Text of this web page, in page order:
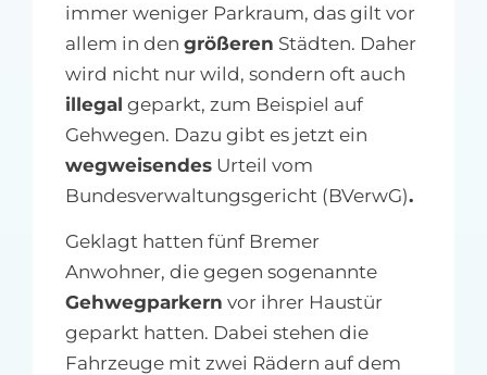
immer weniger Parkraum, das gilt vor
allem in den größeren Städten. Daher
wird nicht nur wild, sondern oft auch
illegal geparkt, zum Beispiel auf
Gehwegen. Dazu gibt es jetzt ein
wegweisendesUrteil vom
Bundesverwaltungsgericht (BVerwG).
Geklagt hatten fünf Bremer
Anwohner, die gegen sogenannte
Gehwegparkern vor ihrer Haustür
geparkt hatten. Dabei stehen die
Fahrzeuge mit zwei Rädern auf dem